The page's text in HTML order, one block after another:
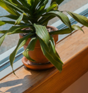
内
容
を
ス
キ
ッ